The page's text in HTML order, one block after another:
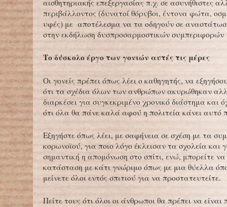
αισθητηριακής επεξεργασίας π.χ. σε ασυνήθιστες
περιβάλλοντος (δυνατοί θόρυβοι, έντονα φώτα,
υφές) με αποτέλεσμα να τα οδηγούν σε
στην εκδήλωση δυσπροσαρμοστικών συμπεριφορών
Το δύσκολο έργο των γονιών αυτές τις μέρες
Οι γονείς πρέπει όπως λέει ο καθηγητής, να
ότι τα σχέδια όλων των ανθρώπων ακυρώθηκαν
διαρκέσει για συγκεκριμένο χρονικό διάστημα και
ότι όλα θα πάνε καλά αφού η πολιτεία κάνει αυτό
Εξηγήστε όπως λέει, με σαφήνεια σε σχέση με τα
κορωνοϊού, για ποιο λόγο έκλεισαν τα σχολεία και
σημαντική η απομόνωση στο σπίτι, ενώ, μπορείτε να
κατάσταση με κάτι γνώριμο όπως με μια θύελλα
μείνετε όλοι εντός σπιτιού για να προστατευτείτε.
Πείτε τους ότι όλοι οι άνθρωποι θα πρέπει να είναι